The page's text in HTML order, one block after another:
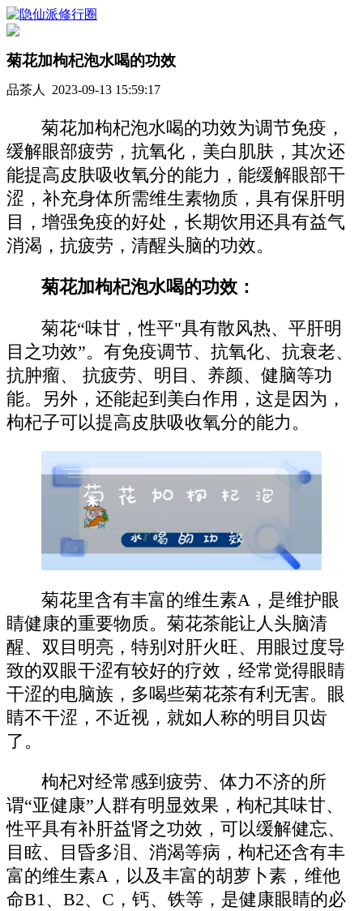
菊花加枸杞泡水喝的功效
品茶人 2023-09-13 15:59:17
菊花加枸杞泡水喝的功效为调节免疫，
缓解眼部疲劳，抗氧化，美白肌肤，其次还
能提高皮肤吸收氧分的能力，能缓解眼部干
涩，补充身体所需维生素物质，具有保肝明
目，增强免疫的好处，长期饮用还具有益气
消渴，抗疲劳，清醒头脑的功效。
菊花加枸杞泡水喝的功效：
菊花“味甘，性平"具有散风热、平肝明
目之功效”。有免疫调节、抗氧化、抗衰老、
抗肿瘤、 抗疲劳、明目、养颜、健脑等功
能。另外，还能起到美白作用，这是因为，
枸杞子可以提高皮肤吸收氧分的能力。
菊花里含有丰富的维生素A，是维护眼
睛健康的重要物质。菊花茶能让人头脑清
醒、双目明亮，特别对肝火旺、用眼过度导
致的双眼干涩有较好的疗效，经常觉得眼睛
干涩的电脑族，多喝些菊花茶有利无害。眼
睛不干涩，不近视，就如人称的明目贝齿
了。
枸杞对经常感到疲劳、体力不济的所
谓“亚健康”人群有明显效果，枸杞其味甘、
性平具有补肝益肾之功效，可以缓解健忘、
目眩、目昏多泪、消渴等病，枸杞还含有丰
富的维生素A，以及丰富的胡萝卜素，维他
命B1、B2、C，钙、铁等，是健康眼睛的必